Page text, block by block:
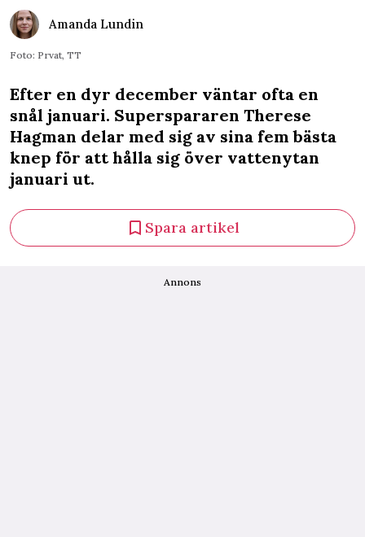
Amanda Lundin
Foto: Prvat, TT
Efter en dyr december väntar ofta en
snål januari. Superspararen Therese
Hagman delar med sig av sina fem bästa
knep för att hålla sig över vattenytan
januari ut.
Spara artikel
Annons